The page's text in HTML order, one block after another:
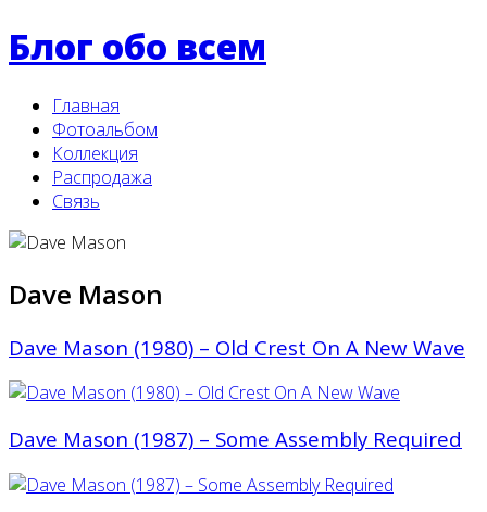
Блог обо всем
Главная
Фотоальбом
Коллекция
Распродажа
Связь
Dave Mason
Dave Mason (1980) – Old Crest On A New Wave
Dave Mason (1987) – Some Assembly Required